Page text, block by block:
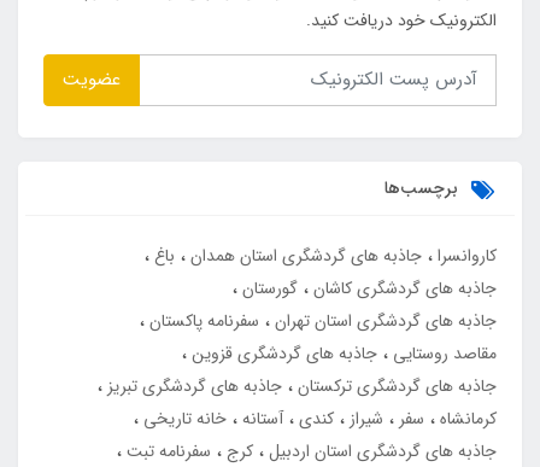
الکترونیک خود دریافت کنید.
عضویت
برچسب‌ها
کاروانسرا جاذبه های گردشگری استان همدان
باغ
جاذبه های گردشگری کاشان گورستان
جاذبه های گردشگری استان تهران
سفرنامه پاکستان
مقاصد روستایی
جاذبه های گردشگری قزوین
جاذبه های گردشگری ترکستان جاذبه های گردشگری تبریز
کرمانشاه
سفر شیراز کندی آستانه خانه تاریخی
جاذبه های گردشگری استان اردبیل کرج
سفرنامه تبت